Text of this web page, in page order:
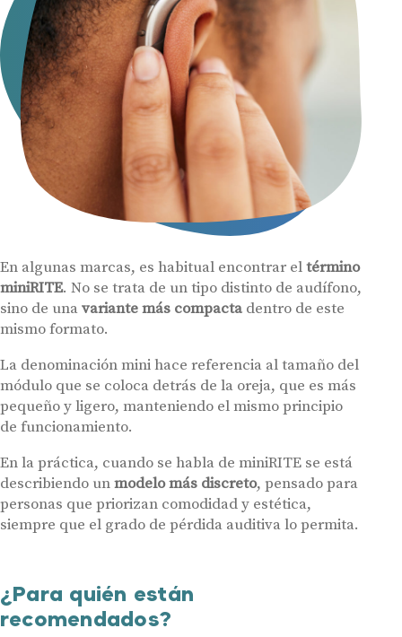
En algunas marcas, es habitual encontrar eltérmino
miniRITE. No se trata de un tipo distinto de audífono,
sino de unavariante más compacta dentro de este
mismo formato.
La denominación mini hace referencia al tamaño del
módulo que se coloca detrás de la oreja, que es más
pequeño y ligero, manteniendo el mismo principio
de funcionamiento.
En la práctica, cuando se habla de miniRITE se está
describiendo unmodelo más discreto, pensado para
personas que priorizan comodidad y estética,
siempre que el grado de pérdida auditiva lo permita.
¿Para quién están
recomendados?